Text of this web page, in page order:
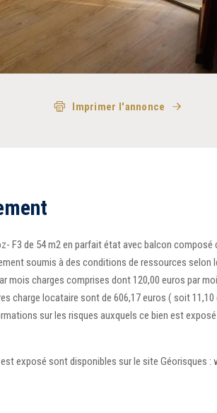
Imprimer l'annonce
F3 de 54 m2 en parfait état avec balcon
soumis à des conditions de ressources selon
mois charges comprises dont 120,00 euros par
charge locataire sont de 606,17 euros ( soit
sur les risques auxquels ce bien est
exposé sont disponibles sur le site Géorisques :